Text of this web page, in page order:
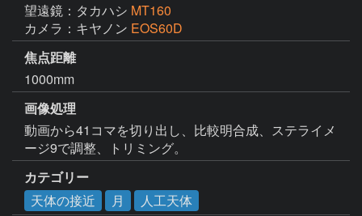
望遠鏡：タカハシ MT160
カメラ：キヤノン EOS60D
焦点距離
1000mm
画像処理
動画から41コマを切り出し、比較明合成、ステライメ
ージ9で調整、トリミング。
カテゴリー
天体の接近
月
人工天体